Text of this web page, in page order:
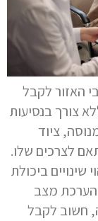
האזור לקבל
צורך בנסיעות
ציוד
לצרכים שלו.
שינויים ביכולת
מצב
חשוב לקבל